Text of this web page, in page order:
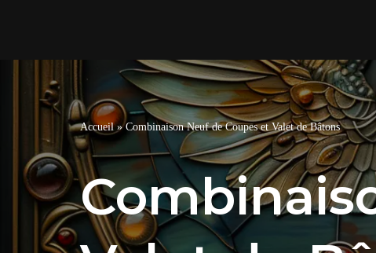
Accueil»Combinaison Neuf de Coupes et Valet de Bâtons